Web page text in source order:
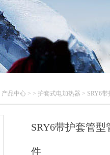
产品中心 > > 护套式电加热器 > SRY6
SRY6带护套管
件